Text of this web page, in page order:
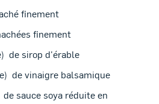
finement
finement
de sirop d'érable
de vinaigre balsamique
de sauce soya réduite en
d’huile d’olive et dorer les
10 à 12 minutes au total.